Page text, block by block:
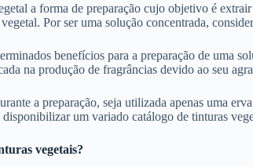
a forma de preparação cujo objetivo é
Por ser uma solução concentrada,
benefícios para a preparação de uma
na produção de fragrâncias devido ao seu
a preparação, seja utilizada apenas uma
um variado catálogo de tinturas
vegetais?